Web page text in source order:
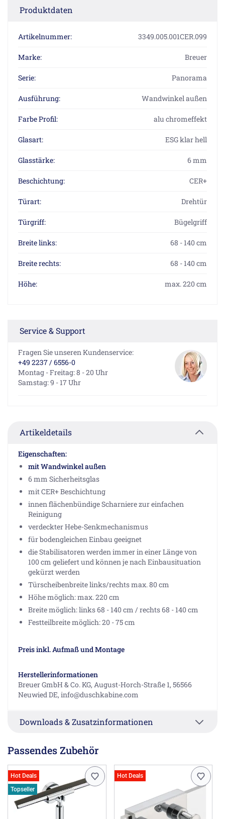
Produktdaten
Artikelnummer: 3349.005.001CER.099
Marke: Breuer
Serie: Panorama
Ausführung: Wandwinkel außen
Farbe Profil: alu chromeffekt
Glasart: ESG klar hell
Glasstärke: 6 mm
Beschichtung: CER+
Türart: Drehtür
Türgriff: Bügelgriff
Breite links: 68 - 140 cm
Breite rechts: 68 - 140 cm
Höhe: max. 220 cm
Service & Support
Fragen Sie unseren Kundenservice:
+49 2237 / 6556-0
Montag - Freitag: 8 - 20 Uhr
Samstag: 9 - 17 Uhr
Artikeldetails
Eigenschaften:
mit Wandwinkel außen
6 mm Sicherheitsglas
mit CER+ Beschichtung
innen flächenbündige Scharniere zur einfachen
Reinigung
verdeckter Hebe-Senkmechanismus
für bodengleichen Einbau geeignet
die Stabilisatoren werden immer in einer Länge von
100 cm geliefert und können je nach Einbausituation
gekürzt werden
Türscheibenbreite links/rechts max. 80 cm
Höhe möglich: max. 220 cm
Breite möglich: links 68 - 140 cm / rechts 68 - 140 cm
Festteilbreite möglich: 20 - 75 cm
Preis inkl. Aufmaß und Montage
Herstellerinformationen
Breuer GmbH & Co. KG, August-Horch-Straße 1, 56566
Neuwied DE, info@duschkabine.com
Downloads & Zusatzinformationen
Passendes Zubehör
Hot Deals
Topseller
Hot Deals